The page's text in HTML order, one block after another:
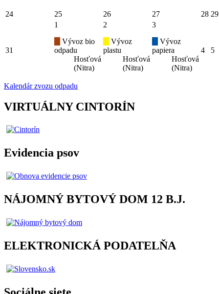
24 25 26 27 28 29
31
1
Vývoz bio
odpadu
Hosťová
(Nitra)
2
Vývoz
plastu
Hosťová
(Nitra)
3
Vývoz
papiera
Hosťová
(Nitra)
4 5
Kalendár zvozu odpadu
VIRTUÁLNY CINTORÍN
Evidencia psov
NÁJOMNÝ BYTOVÝ DOM 12 B.J.
ELEKTRONICKÁ PODATELŇA